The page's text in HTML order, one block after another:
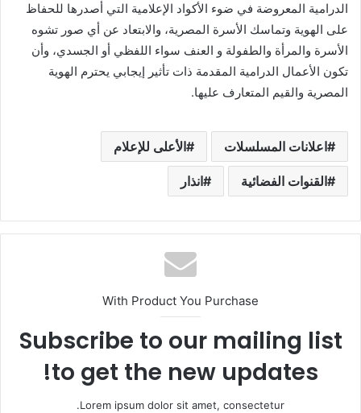
الدرامية المعروضة في ضوء الأكواد الإعلامية التي أصدرها للحفاظ
على الهوية وتماسك الأسرة المصرية، والابتعاد عن أي صور تشوه
الأسرة والمرأة والطفولة و العنف سواء اللفظي أو الجسدي، وأن
تكون الأعمال الدرامية المقدمة ذات تأثير إيجابي يحترم الهوية
المصرية والقيم المتعارف عليها.
اعلانات المسلسلات الأعلى للإعلام
القنوات الفضائية انذار
With Product You Purchase
Subscribe to our mailing list
to get the new updates!
Lorem ipsum dolor sit amet, consectetur.